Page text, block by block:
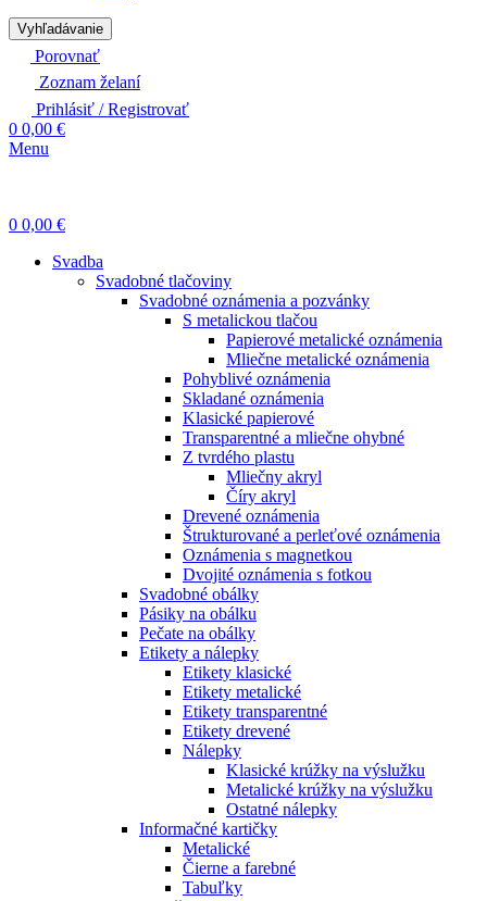
Vyhľadávanie
Porovnať
Zoznam želaní
Prihlásiť / Registrovať
0 0,00 €
Menu
0 0,00 €
Svadba
Svadobné tlačoviny
Svadobné oznámenia a pozvánky
S metalickou tlačou
Papierové metalické oznámenia
Mliečne metalické oznámenia
Pohyblivé oznámenia
Skladané oznámenia
Klasické papierové
Transparentné a mliečne ohybné
Z tvrdého plastu
Mliečny akryl
Číry akryl
Drevené oznámenia
Štrukturované a perleťové oznámenia
Oznámenia s magnetkou
Dvojité oznámenia s fotkou
Svadobné obálky
Pásiky na obálku
Pečate na obálky
Etikety a nálepky
Etikety klasické
Etikety metalické
Etikety transparentné
Etikety drevené
Nálepky
Klasické krúžky na výslužku
Metalické krúžky na výslužku
Ostatné nálepky
Informačné kartičky
Metalické
Čierne a farebné
Tabuľky